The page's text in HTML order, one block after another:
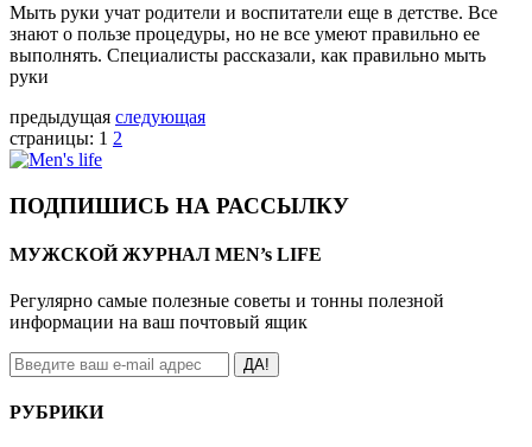
Мыть руки учат родители и воспитатели еще в детстве. Все
знают о пользе процедуры, но не все умеют правильно ее
выполнять. Специалисты рассказали, как правильно мыть
руки
предыдущая следующая
страницы: 1 2
ПОДПИШИСЬ НА РАССЫЛКУ
МУЖСКОЙ ЖУРНАЛ MEN’s LIFE
Регулярно самые полезные советы и тонны полезной
информации на ваш почтовый ящик
ДА!
РУБРИКИ